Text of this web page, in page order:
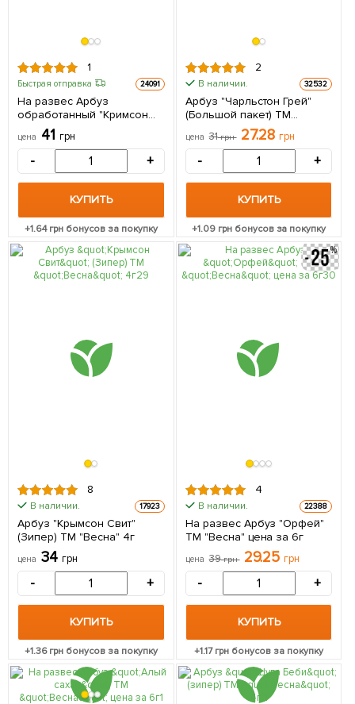
1
Быстрая отправка 24091
На развес Арбуз
обработанный "Кримсон
Свит" ТМ "Весна" цена за
6г
цена 41 грн
- +
КУПИТЬ
+1.64грн бонусов за покупку
2
В наличии. 32532
Арбуз "Чарльстон Грей"
(Большой пакет) ТМ
цена 31грн 27.28 грн
- +
КУПИТЬ
+1.09грн бонусов за покупку
8
В наличии. 17923
Арбуз "Крымсон Свит"
(Зипер) ТМ "Весна" 4г
цена 34 грн
- +
КУПИТЬ
+1.36грн бонусов за покупку
4
В наличии. 22388
На развес Арбуз "Орфей"
ТМ "Весна" цена за 6г
цена 39грн 29.25 грн
- +
КУПИТЬ
+1.17грн бонусов за покупку